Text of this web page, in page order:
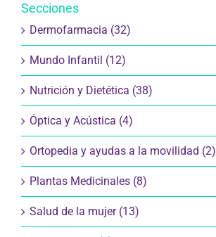
Secciones
Dermofarmacia (32)
Mundo Infantil (12)
Nutrición y Dietética (38)
Óptica y Acústica (4)
Ortopedia y ayudas a la movilidad (2)
Plantas Medicinales (8)
Salud de la mujer (13)